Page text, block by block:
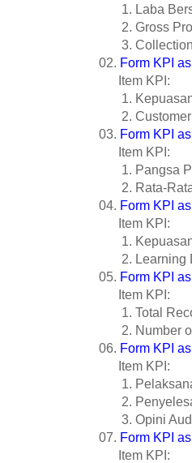
1. Laba
2. Gross
3. Collection
02. Form KPI
Item KPI:
1.
2. Customer
03. Form KPI
Item KPI:
1. Pangsa
2. Rata-Rata
04. Form KPI
Item KPI:
1. Kepuasan
2. Learning
05. Form KPI
Item KPI:
1. Total
2. Number
06. Form KPI
Item KPI:
1.
2.
3. Opini
07. Form KPI
Item KPI: